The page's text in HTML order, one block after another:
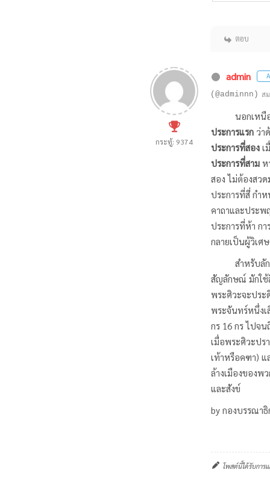
ตอบ
กระทู้: 9374
admin
(@adminnn) ส
นอกเหนือจา
ประการแรก ว่า
ประการที่สอง เ
ประการที่สาม ห
สอง ไม่ต้องสว
ประการที่สี่ กำ
คาถาและประพ
ประการที่ห้า ก
กลายเป็นผู้วิเศ
สำหรับลักษณ
สัญลักษณ์ มักใช้
พระศิวะจะประ
พระจันทร์หนึ่งเ
กร 16 กร ไปจ
เมื่อพระศิวะปร
เท้าหรือคฑา) แ
ล้างเมืองของพ
และสังข์
by กองบรรณาธิ
โพสต์นี้ได้รับการ